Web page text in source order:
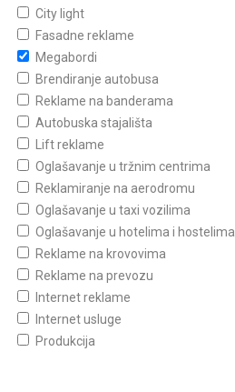
City light
Fasadne reklame
Megabordi
Brendiranje autobusa
Reklame na banderama
Autobuska stajališta
Lift reklame
Oglašavanje u tržnim centrima
Reklamiranje na aerodromu
Oglašavanje u taxi vozilima
Oglašavanje u hotelima i hostelima
Reklame na krovovima
Reklame na prevozu
Internet reklame
Internet usluge
Produkcija